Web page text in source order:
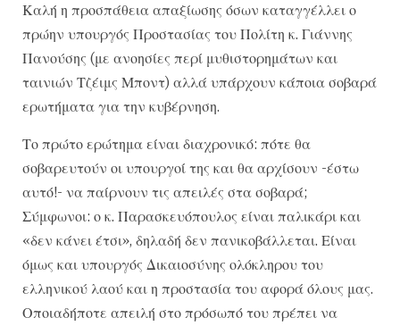
Καλή η προσπάθεια απαξίωσης όσων καταγγέλλει ο
πρώην υπουργός Προστασίας του Πολίτη κ. Γιάννης
Πανούσης (με ανοησίες περί μυθιστορημάτων και
ταινιών Τζέιμς Μποντ) αλλά υπάρχουν κάποια σοβαρά
ερωτήματα για την κυβέρνηση.
Το πρώτο ερώτημα είναι διαχρονικό: πότε θα
σοβαρευτούν οι υπουργοί της και θα αρχίσουν -έστω
αυτό!- να παίρνουν τις απειλές στα σοβαρά;
Σύμφωνοι: ο κ. Παρασκευόπουλος είναι παλικάρι και
«δεν κάνει έτσι», δηλαδή δεν πανικοβάλλεται. Είναι
όμως και υπουργός Δικαιοσύνης ολόκληρου του
ελληνικού λαού και η προστασία του αφορά όλους μας.
Οποιαδήποτε απειλή στο πρόσωπό του πρέπει να